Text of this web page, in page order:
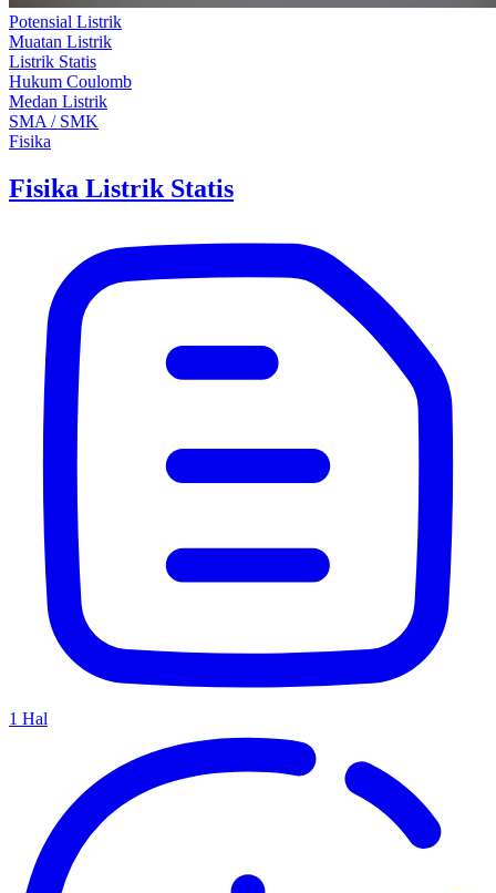
Potensial Listrik
Muatan Listrik
Listrik Statis
Hukum Coulomb
Medan Listrik
SMA / SMK
Fisika
Fisika Listrik Statis
1 Hal